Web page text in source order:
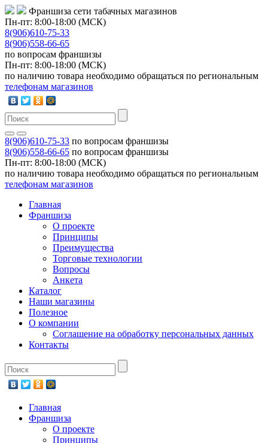
Франшиза сети табачных магазинов
Пн-пт: 8:00-18:00 (МСК)
8(906)610-75-33
8(906)558-66-65
по вопросам франшизы
Пн-пт: 8:00-18:00 (МСК)
по наличию товара необходимо обращаться по региональным
телефонам магазинов
8(906)610-75-33 по вопросам франшизы
8(906)558-66-65 по вопросам франшизы
Пн-пт: 8:00-18:00 (МСК)
по наличию товара необходимо обращаться по региональным
телефонам магазинов
Главная
Франшиза
О проекте
Принципы
Преимущества
Торговые технологии
Вопросы
Анкета
Каталог
Наши магазины
Полезное
О компании
Соглашение на обработку персональных данных
Контакты
Главная
Франшиза
О проекте
Принципы